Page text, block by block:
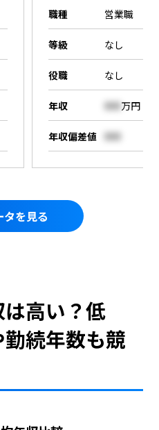
職種 営業職
等級 なし
役職 なし
年収 000万円
年収偏差値 000
を見る
高い？低
続年数も競